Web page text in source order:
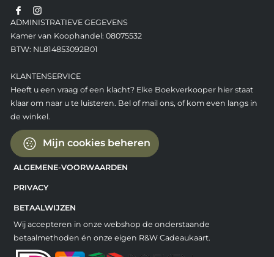
ADMINISTRATIEVE GEGEVENS
Kamer van Koophandel: 08075532
BTW: NL814853092B01
KLANTENSERVICE
Heeft u een vraag of een klacht? Elke Boekverkooper hier staat
klaar om naar u te luisteren. Bel of mail ons, of kom even langs in
de winkel.
Mijn cookies beheren
ALGEMENE-VOORWAARDEN
PRIVACY
BETAALWIJZEN
Wij accepteren in onze webshop de onderstaande
betaalmethoden én onze eigen R&W Cadeaukaart.